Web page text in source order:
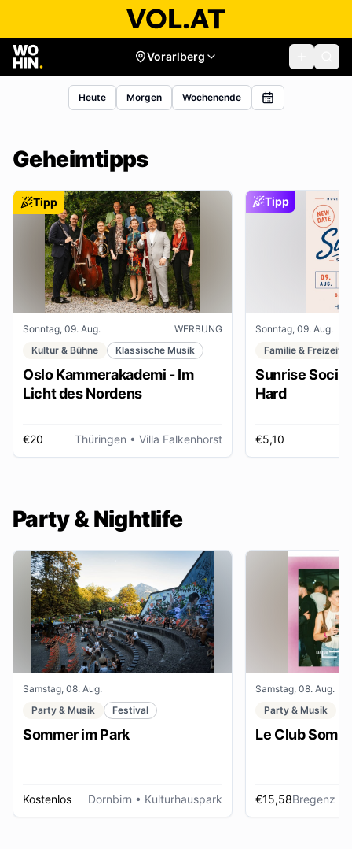
Vorarlberg
Heute Morgen Wochenende
Geheimtipps
Tipp
Sonntag, 09. Aug.
WERBUNG
Kultur & Bühne
Klassische Musik
Oslo Kammerakademi - Im
Licht des Nordens
€20 Thüringen • Villa Falkenhorst
Tipp
Sonntag, 09. Aug.
Familie & Freizeit
Sunrise
Hard
€5,10
Party & Nightlife
Samstag, 08. Aug.
Party & Musik
Festival
Sommer im Park
Kostenlos Dornbirn • Kulturhauspark
Samstag, 08. Aug.
Party & Musik
Le Club
€15,58Bregenz